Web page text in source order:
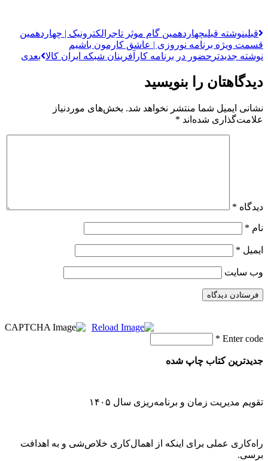
قبلینوشته قبلیچهاردهمین گام موثر تاجرالکترونیک | چهاردهمین
قسمت ویژه برنامه نوروزی | عاشق کارمون باشیم
نوشته جدیدتر حضور در برنامه کارآفرینان شبکه ایران کالا بعدی
دیدگاهتان را بنویسید
نشانی ایمیل شما منتشر نخواهد شد. بخش‌های موردنیاز
علامت‌گذاری شده‌اند *
دیدگاه *
نام *
ایمیل *
وب‌ سایت
Enter code
*
جدیدترین کتاب چاپ شده
تقویم مدیریت زمان و برنامه‌ریزی سال ۱۴۰۵
راه‌کاری عملی برای اینکه از اهمال‌کاری خلاص‌شی و به اهدافت
برسی.